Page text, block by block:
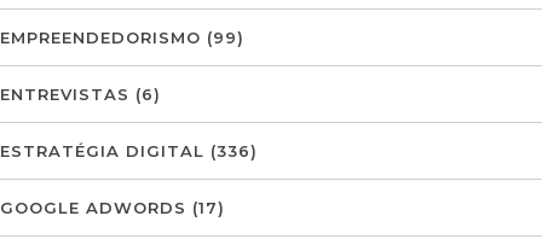
EMPREENDEDORISMO (99)
ENTREVISTAS (6)
ESTRATÉGIA DIGITAL (336)
GOOGLE ADWORDS (17)